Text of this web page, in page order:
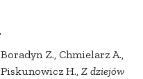
Boradyn Z., Chmielarz A.,
Piskunowicz H., Z dziejów